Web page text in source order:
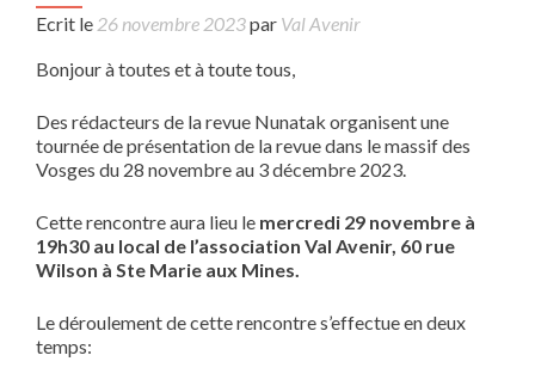
Ecrit le 26 novembre 2023par Val Avenir
Bonjour à toutes et à toute tous,
Des rédacteurs de la revue Nunatak organisent une
tournée de présentation de la revue dans le massif des
Vosges du 28 novembre au 3 décembre 2023.
Cette rencontre aura lieu le mercredi 29 novembre à
19h30 au local de l’association Val Avenir, 60 rue
Wilson à Ste Marie aux Mines.
Le déroulement de cette rencontre s’effectue en deux
temps: